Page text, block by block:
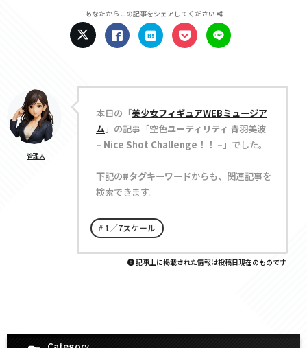
あなたからこの記事をシェアしてください
管理人
本日の「美少女フィギュアWEBミュージア
ム」の記事「空色ユーティリティ 青羽美波
– Nice Shot Challenge！！ – 」でした。
下記の#タグキーワードからも、関連記事を
検索できます。
1／7スケール
記事上に掲載された情報は投稿日現在のものです